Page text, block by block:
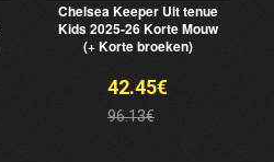
Chelsea Keeper Uit tenue
Kids 2025-26 Korte Mouw
(+ Korte broeken)
42.45€
96.13€